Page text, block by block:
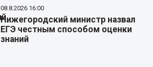
08.8.2026 16:00
Нижегородский министр назвал
ЕГЭ честным способом оценки
знаний